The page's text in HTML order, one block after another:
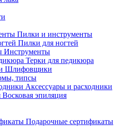
Пилки и инструменты
Пилки для ногтей
Инструменты
Терки для педикюра
Шлифовщики
типсы
Аксессуары и расходники
Восковая эпиляция
Подарочные сертификаты